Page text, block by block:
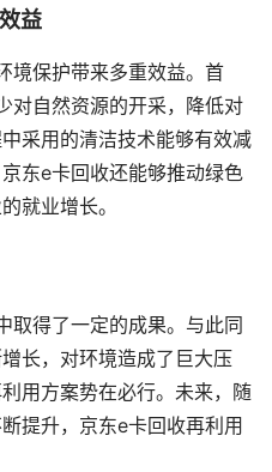
益
境保护带来多重效益。首
对自然资源的开采，降低对
采用的清洁技术能够有效减
东e卡回收还能够推动绿色
就业增长。
取得了一定的成果。与此同
长，对环境造成了巨大压
用方案势在必行。未来，随
提升，京东e卡回收再利用